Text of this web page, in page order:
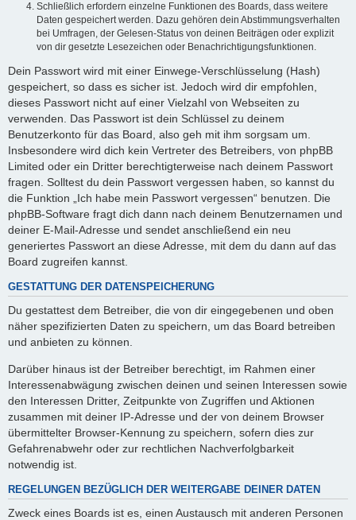
Schließlich erfordern einzelne Funktionen des Boards, dass weitere
Daten gespeichert werden. Dazu gehören dein Abstimmungsverhalten
bei Umfragen, der Gelesen-Status von deinen Beiträgen oder explizit
von dir gesetzte Lesezeichen oder Benachrichtigungsfunktionen.
Dein Passwort wird mit einer Einwege-Verschlüsselung (Hash)
gespeichert, so dass es sicher ist. Jedoch wird dir empfohlen,
dieses Passwort nicht auf einer Vielzahl von Webseiten zu
verwenden. Das Passwort ist dein Schlüssel zu deinem
Benutzerkonto für das Board, also geh mit ihm sorgsam um.
Insbesondere wird dich kein Vertreter des Betreibers, von phpBB
Limited oder ein Dritter berechtigterweise nach deinem Passwort
fragen. Solltest du dein Passwort vergessen haben, so kannst du
die Funktion „Ich habe mein Passwort vergessen“ benutzen. Die
phpBB-Software fragt dich dann nach deinem Benutzernamen und
deiner E-Mail-Adresse und sendet anschließend ein neu
generiertes Passwort an diese Adresse, mit dem du dann auf das
Board zugreifen kannst.
GESTATTUNG DER DATENSPEICHERUNG
Du gestattest dem Betreiber, die von dir eingegebenen und oben
näher spezifizierten Daten zu speichern, um das Board betreiben
und anbieten zu können.
Darüber hinaus ist der Betreiber berechtigt, im Rahmen einer
Interessenabwägung zwischen deinen und seinen Interessen sowie
den Interessen Dritter, Zeitpunkte von Zugriffen und Aktionen
zusammen mit deiner IP-Adresse und der von deinem Browser
übermittelter Browser-Kennung zu speichern, sofern dies zur
Gefahrenabwehr oder zur rechtlichen Nachverfolgbarkeit
notwendig ist.
REGELUNGEN BEZÜGLICH DER WEITERGABE DEINER DATEN
Zweck eines Boards ist es, einen Austausch mit anderen Personen